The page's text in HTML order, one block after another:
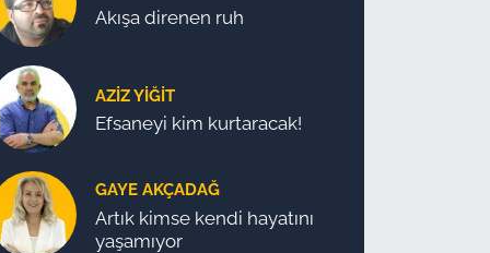
Akışa direnen ruh
AZIZ YIĞIT
Efsaneyi kim kurtaracak!
GAYE AKÇADAĞ
Artık kimse kendi hayatını
yaşamıyor